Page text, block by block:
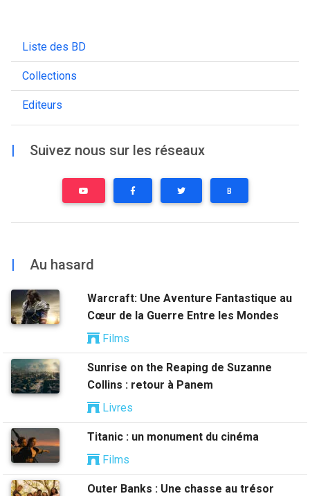
Liste des BD
Collections
Editeurs
| Suivez nous sur les réseaux
B
| Au hasard
Warcraft: Une Aventure Fantastique au
Cœur de la Guerre Entre les Mondes
Films
Sunrise on the Reaping de Suzanne
Collins : retour à Panem
Livres
Titanic : un monument du cinéma
Films
Outer Banks : Une chasse au trésor